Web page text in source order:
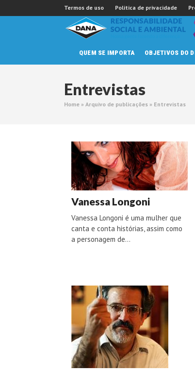
to
Termos de uso Politica de privacidade
QUEM SE IMPORTA OBJETIVOS DO
Entrevistas
Home » Arquivo de publicações » Entrevistas
Vanessa Longoni
Vanessa Longoni é uma mulher que
canta e conta histórias, assim como
a personagem de…